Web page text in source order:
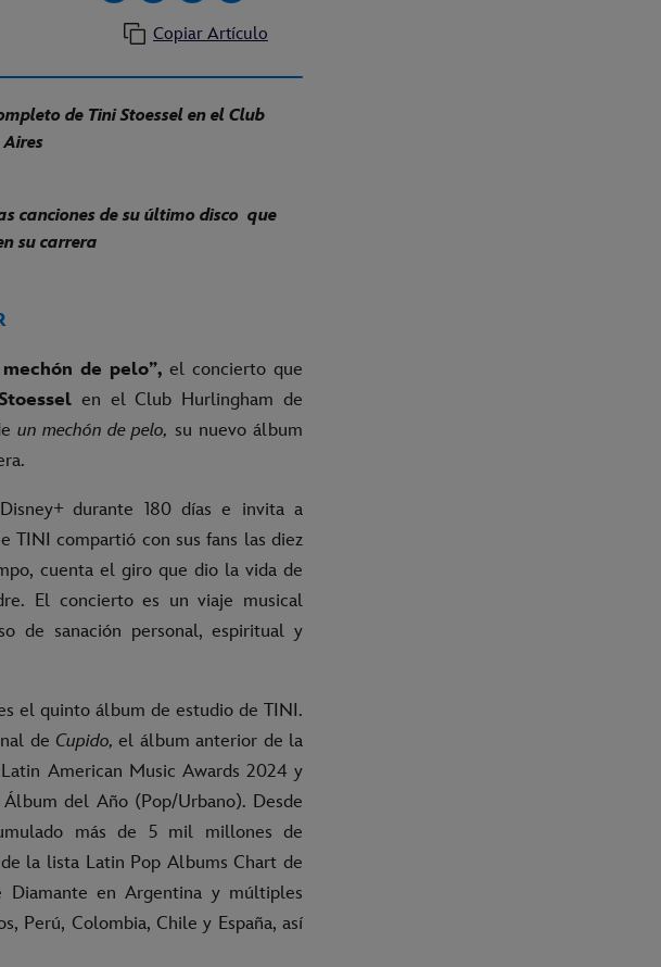
Copiar Artículo
de Tini Stoessel en el Club
canciones de su último disco que
su carrera
de pelo”, el concierto que
en el Club Hurlingham de
un mechón de pelo, su nuevo álbum
durante 180 días e invita a
TINI compartió con sus fans las diez
cuenta el giro que dio la vida de
El concierto es un viaje musical
de sanación personal, espiritual y
el quinto álbum de estudio de TINI.
de Cupido,el álbum anterior de la
American Music Awards 2024 y
del Año (Pop/Urbano). Desde
más de 5 mil millones de
la lista Latin Pop Albums Chart de
en Argentina y múltiples
Perú, Colombia, Chile y España, así